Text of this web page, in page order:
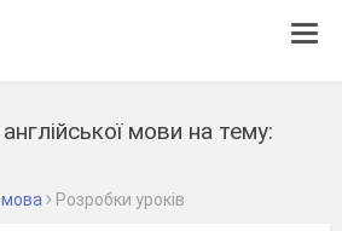
мови на тему:
мова Розробки уроків